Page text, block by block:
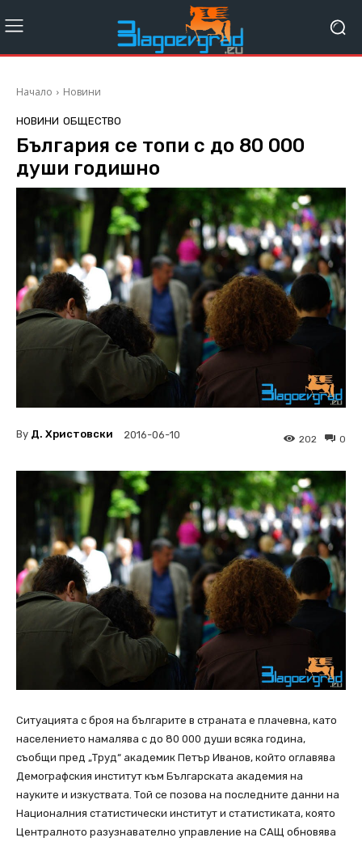
Начало Новини
НОВИНИ ОБЩЕСТВО
България се топи с до 80 000
души годишно
By Д. Христовски 2016-06-10 0
202
Ситуацията с броя на българите в страната е плачевна, като
населението намалява с до 80 000 души всяка година,
съобщи пред „Труд“ академик Петър Иванов, който оглавява
Демографския институт към Българската академия на
науките и изкуствата. Той се позова на последните данни на
Националния статистически институт и статистиката, която
Централното разузнавателно управление на САЩ обновява